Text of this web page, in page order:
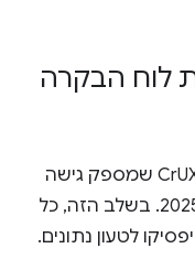
לוח הבקרה
אנחנו מתכננים להשבית את מחבר CrUX שמספק גישה
לנתוני BigQuery אחרי סוף נובמבר 2025. בשלב הזה, כל
לטעון נתונים.